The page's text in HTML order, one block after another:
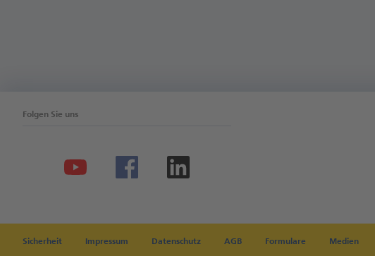
Folgen Sie uns
Sicherheit Impressum Datenschutz AGB Formulare Medien